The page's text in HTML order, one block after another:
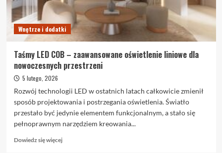
kroku
Wnętrze i dodatki
Taśmy LED COB – zaawansowane oświetlenie liniowe dla
nowoczesnych przestrzeni
5 lutego, 2026
Rozwój technologii LED w ostatnich latach całkowicie zmienił
sposób projektowania i postrzegania oświetlenia. Światło
przestało być jedynie elementem funkcjonalnym, a stało się
pełnoprawnym narzędziem kreowania...
Dowiedz się więcejDowiedz